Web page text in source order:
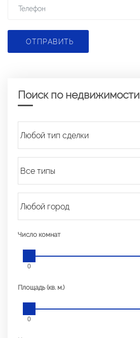
ОТПРАВИТЬ
Поиск по недвижимости
Число комнат
0
Площадь (кв. м.)
0